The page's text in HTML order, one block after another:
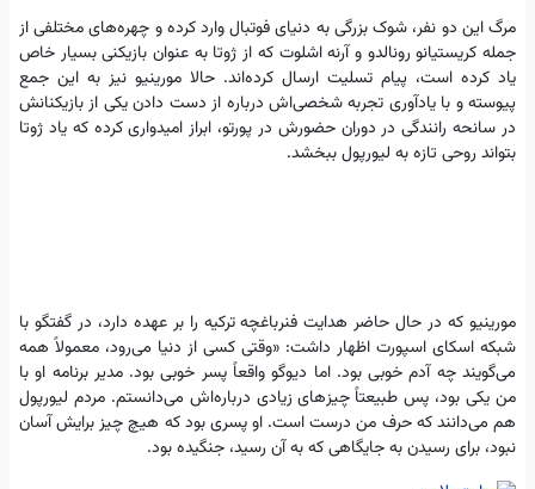
مرگ این دو نفر، شوک بزرگی به دنیای فوتبال وارد کرده و چهره‌های مختلفی از
جمله کریستیانو رونالدو و آرنه اشلوت که از ژوتا به عنوان بازیکنی بسیار خاص
یاد کرده است، پیام تسلیت ارسال کرده‌اند. حالا مورینیو نیز به این جمع
پیوسته و با یادآوری تجربه شخصی‌اش درباره از دست دادن یکی از بازیکنانش
در سانحه رانندگی در دوران حضورش در پورتو، ابراز امیدواری کرده که یاد ژوتا
بتواند روحی تازه به لیورپول ببخشد.
مورینیو که در حال حاضر هدایت فنرباغچه ترکیه را بر عهده دارد، در گفتگو با
شبکه اسکای اسپورت اظهار داشت: «وقتی کسی از دنیا می‌رود، معمولاً همه
می‌گویند چه آدم خوبی بود. اما دیوگو واقعاً پسر خوبی بود. مدیر برنامه‌ او با
من یکی بود، پس طبیعتاً چیزهای زیادی درباره‌اش می‌دانستم. مردم لیورپول
هم می‌دانند که حرف من درست است. او پسری بود که هیچ‌ چیز برایش آسان
نبود، برای رسیدن به جایگاهی که به آن رسید، جنگیده بود.